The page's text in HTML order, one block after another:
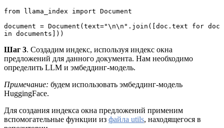
from llama_index import Document
document = Document(text="\n\n".join([doc.text for doc
in documents]))
Шаг 3. Создадим индекс, используя индекс окна
предложений для данного документа. Нам необходимо
определить LLM и эмбеддинг-модель.
Примечание: будем использовать эмбеддинг-модель
HuggingFace.
Для создания индекса окна предложений применим
вспомогательные функции из файла utils, находящегося в